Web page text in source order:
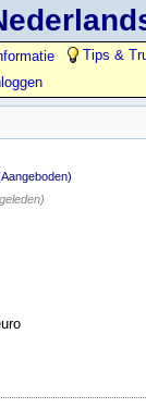
Tips &